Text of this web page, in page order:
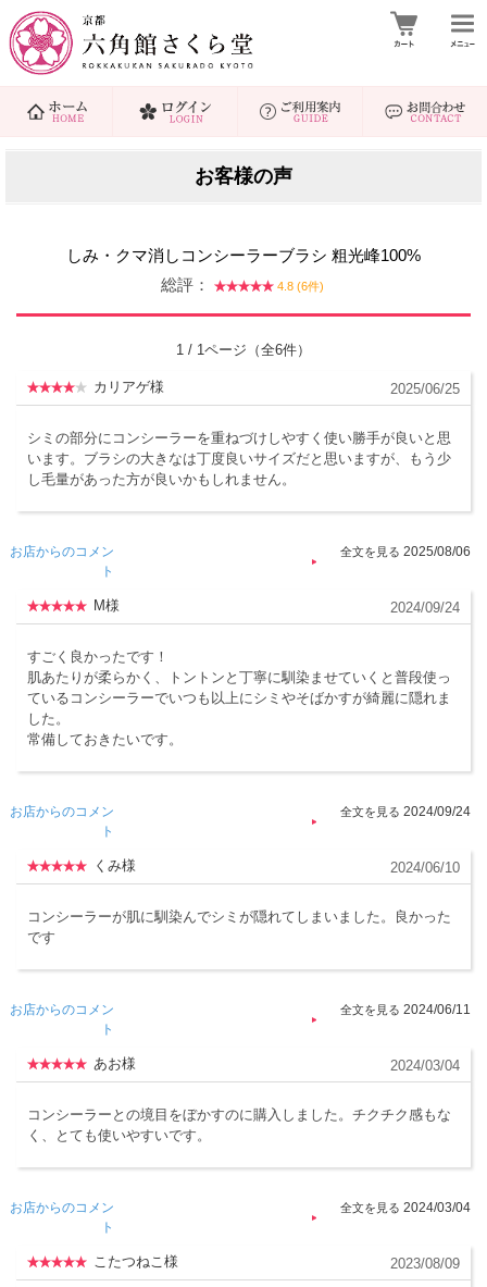
お客様の声
しみ・クマ消しコンシーラーブラシ 粗光峰100%
総評：
4.8 (6件)
1 / 1ページ（全6件）
カリアゲ様 2025/06/25
シミの部分にコンシーラーを重ねづけしやすく使い勝手が良いと思
います。ブラシの大きなは丁度良いサイズだと思いますが、もう少
し毛量があった方が良いかもしれません。
お店からのコメン
ト
2025/08/06
M様 2024/09/24
すごく良かったです！
肌あたりが柔らかく、トントンと丁寧に馴染ませていくと普段使っ
ているコンシーラーでいつも以上にシミやそばかすが綺麗に隠れま
した。
常備しておきたいです。
お店からのコメン
ト
2024/09/24
くみ様 2024/06/10
コンシーラーが肌に馴染んでシミが隠れてしまいました。良かった
です
お店からのコメン
ト
2024/06/11
あお様 2024/03/04
コンシーラーとの境目をぼかすのに購入しました。チクチク感もな
く、とても使いやすいです。
お店からのコメン
ト
2024/03/04
こたつねこ様 2023/08/09